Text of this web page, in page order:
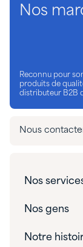
Nos
Reconnu pour
produits de
distributeur B2B
Nous
Nos
Solutions
Nos gens
Nos gens
Notre